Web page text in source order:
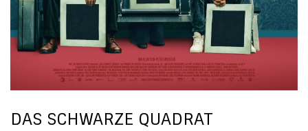
DAS SCHWARZE QUADRAT